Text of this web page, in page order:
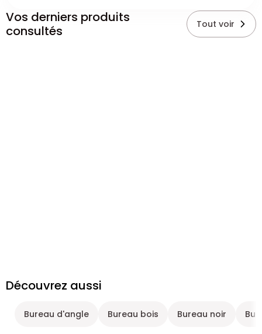
Vos derniers produits
consultés
Tout voir
Découvrez aussi
Bureau d'angle Bureau bois Bureau noir